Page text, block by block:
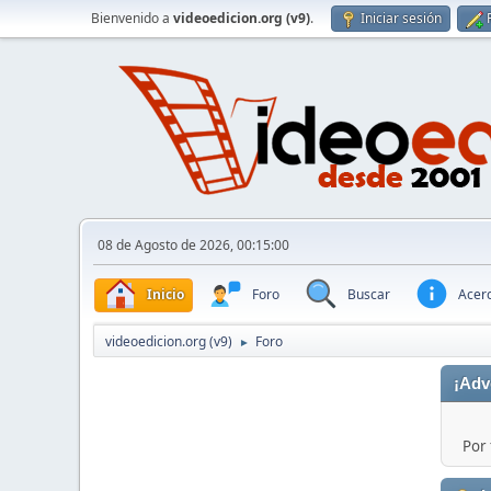
Bienvenido a videoedicion.org (v9). Iniciar sesión
08 de Agosto de 2026, 00:15:00
Inicio Foro Buscar
videoedicion.org (v9) ► Foro
Por